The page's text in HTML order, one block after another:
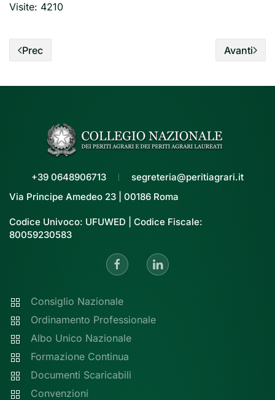
Visite: 4210
Prec Avanti
+39 0648906713
segreteria@peritiagrari.it
Via Principe Amedeo 23 | 00186 Roma
Codice Univoco: UFUWED | Codice Fiscale:
80059230583
Consiglio Nazionale
Ordinamento Professionale
Albo Unico Nazionale
Formazione Continua
Documenti Scaricabili
Convenzioni